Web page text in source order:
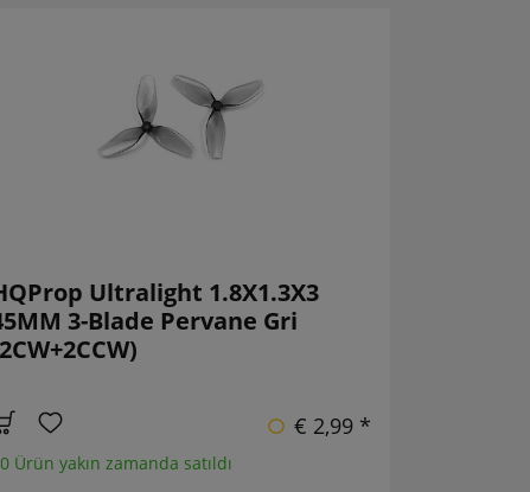
Ultralight 1.8X1.3X3
3-Blade Pervane Gri
€ 2,99 *
Ürün yakın zamanda satıldı